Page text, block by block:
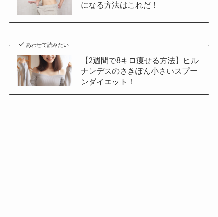
になる方法はこれだ！
あわせて読みたい
【2週間で8キロ痩せる方法】ヒル
ナンデスのさきぽん小さいスプー
ンダイエット！